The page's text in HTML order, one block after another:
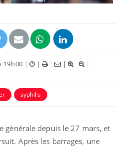
19h00 | | | |
|
syphilis
générale depuis le 27 mars, et
Après les barrages, une